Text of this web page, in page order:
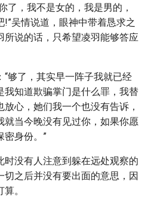
了，我不是女的，我是男的，
吴情说道，眼神中带着恳求之
所说的话，只希望凌羽能够答应
够了，其实早一阵子我就已经
我知道欺骗掌门是什么罪，我替
心，她们我一个也没有告诉，
就当今晚没有见过你，如果你愿
密身份。”
没有人注意到躲在远处观察的
之后并没有要出面的意思，因
。